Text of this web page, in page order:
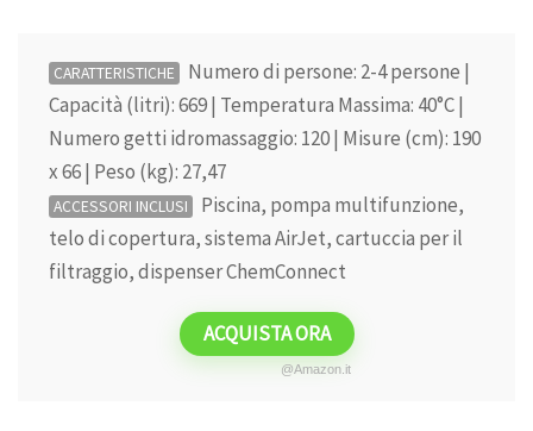
CARATTERISTICHE
Numero di persone: 2-4 persone |
Capacità (litri): 669 | Temperatura Massima: 40°C |
Numero getti idromassaggio: 120 | Misure (cm): 190
x 66 | Peso (kg): 27,47
ACCESSORI INCLUSI
Piscina, pompa multifunzione,
telo di copertura, sistema AirJet, cartuccia per il
filtraggio, dispenser ChemConnect
ACQUISTA ORA
@Amazon.it